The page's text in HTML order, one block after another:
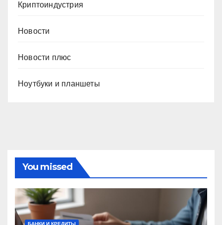
Криптоиндустрия
Новости
Новости плюс
Ноутбуки и планшеты
You missed
БАНКИ И КРЕДИТЫ